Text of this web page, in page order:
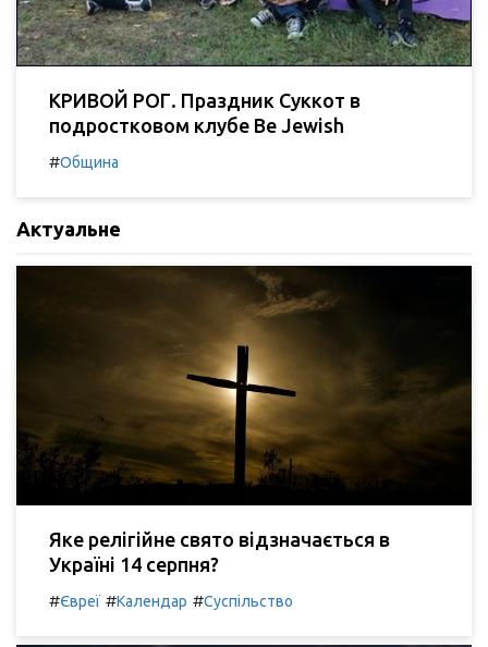
КРИВОЙ РОГ. Праздник Суккот в
подростковом клубе Be Jewish
#Община
Актуальне
Яке релігійне свято відзначається в
Україні 14 серпня?
#Євреї #Календар #Суспільство